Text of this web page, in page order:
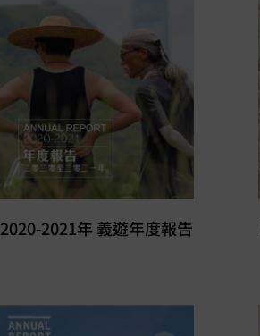
2020-2021年 義遊年度報告